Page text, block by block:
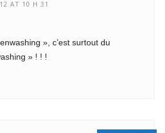
AT 10 H 31
», c’est surtout du
» ! ! !